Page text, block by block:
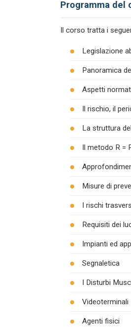
Programma del
Il corso tratta i
Legislazione
Panoramica
Aspetti
Il rischio, il
La struttura
Il metodo R =
Misure di
I rischi
Requisiti dei
Impianti ed
Segnaletica
I Disturbi
Videoterminali
Agenti fisici